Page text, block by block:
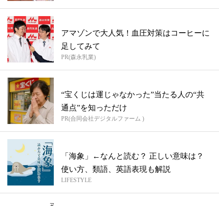
アマゾンで大人気！血圧対策はコーヒーに
足してみて
PR(森永乳業)
“宝くじは運じゃなかった”当たる人の“共
通点”を知っただけ
PR(合同会社デジタルファーム )
「海象」←なんと読む？ 正しい意味は？
使い方、類語、英語表現も解説
LIFESTYLE